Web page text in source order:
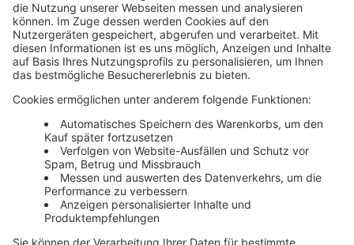
Themenwelten und Produktschulungen
Haufe Group